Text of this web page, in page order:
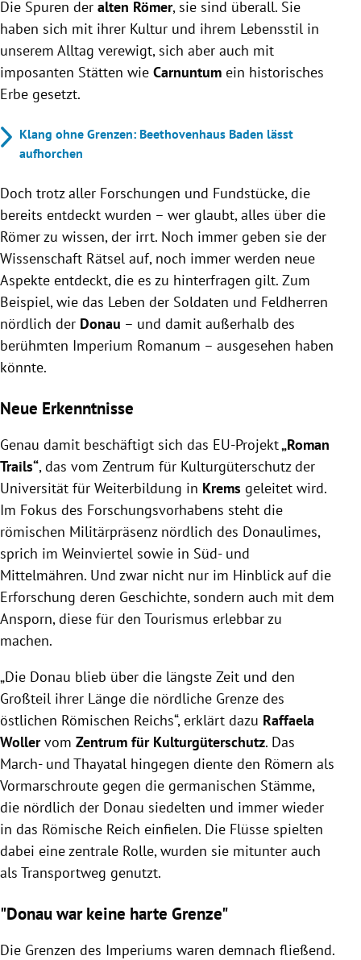
Militärpräsenz nördlich der Donau und macht sie für
den Tourismus erlebbar.
Die Donau war keine strikte Grenze, sondern
ermöglichte Austausch zwischen Römern und
germanischen Stämmen.
Das Projekt zielt auf interaktive Themenwege und
2028 ab.
Die Spuren der alten Römer, sie sind überall. Sie
haben sich mit ihrer Kultur und ihrem Lebensstil in
unserem Alltag verewigt, sich aber auch mit
imposanten Stätten wie Carnuntum ein historisches
Erbe gesetzt.
Klang ohne Grenzen: Beethovenhaus Baden lässt
aufhorchen
Doch trotz aller Forschungen und Fundstücke, die
bereits entdeckt wurden – wer glaubt, alles über die
Römer zu wissen, der irrt. Noch immer geben sie der
Wissenschaft Rätsel auf, noch immer werden neue
Aspekte entdeckt, die es zu hinterfragen gilt. Zum
Beispiel, wie das Leben der Soldaten und Feldherren
nördlich der Donau – und damit außerhalb des
berühmten Imperium Romanum – ausgesehen haben
könnte.
Neue Erkenntnisse
Genau damit beschäftigt sich das EU-Projekt„Roman
Trails“, das vom Zentrum für Kulturgüterschutz der
Universität für Weiterbildung in Krems geleitet wird.
Im Fokus des Forschungsvorhabens steht die
römischen Militärpräsenz nördlich des Donaulimes,
sprich im Weinviertel sowie in Süd- und
Mittelmähren. Und zwar nicht nur im Hinblick auf die
Erforschung deren Geschichte, sondern auch mit dem
Ansporn, diese für den Tourismus erlebbar zu
machen.
„Die Donau blieb über die längste Zeit und den
Großteil ihrer Länge die nördliche Grenze des
östlichen Römischen Reichs“, erklärt dazu Raffaela
Wollervom Zentrum für Kulturgüterschutz. Das
March- und Thayatal hingegen diente den Römern als
Vormarschroute gegen die germanischen Stämme,
die nördlich der Donau siedelten und immer wieder
in das Römische Reich einfielen. Die Flüsse spielten
dabei eine zentrale Rolle, wurden sie mitunter auch
als Transportweg genutzt.
"Donau war keine harte Grenze"
Die Grenzen des Imperiums waren demnach fließend.